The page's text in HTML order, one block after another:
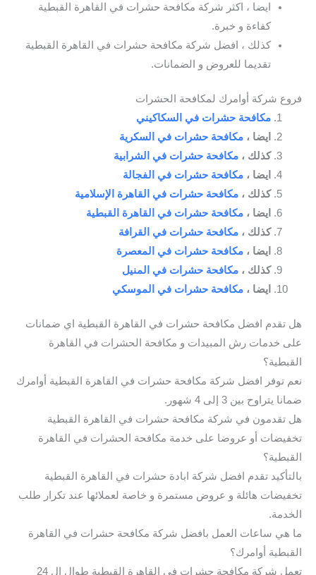
ايضا ، اكثر شركة مكافحة حشرات في القاهرة القبطية
كفاءة و خبرة.
كذلك ، افضل شركة مكافحة حشرات في القاهرة القبطية
تقديما للعروض و الضمانات.
فروع شركة أوامرك لمكافحة الحشرات
مكافحة حشرات في السكاكيني
ايضا ، مكافحة حشرات في السكرية
كذلك ، مكافحة حشرات في الشرابية
ايضا ، مكافحة حشرات في الفجالة
كذلك ، مكافحة حشرات في القاهرة الإسلامية
ايضا ، مكافحة حشرات في القاهرة القبطية
كذلك ، مكافحة حشرات في القرافة
ايضا ، مكافحة حشرات في المعصرة
كذلك ، مكافحة حشرات في المنيل
ايضا ، مكافحة حشرات في الموسكي
هل تقدم افضل مكافحة حشرات في القاهرة القبطية اي ضمانات
على خدمات رش المبيدات و مكافحة الحشرات في القاهرة
القبطية؟
نعم توفر افضل شركة مكافحة حشرات في القاهرة القبطية أوامرك
ضمانا يتراوح بين 3 إلى 4 شهور.
هل تقدمون في شركة مكافحة حشرات في القاهرة القبطية
تخفيضات أو عروضا على خدمة مكافحة الحشرات في القاهرة
القبطية؟
بالتأكيد تقدم افضل شركة ابادة حشرات في القاهرة القبطية
تخفيضات هائلة و عروض مستمرة و خاصة لعملائها عند تكرار طلب
الخدمة.
ما هي ساعات العمل بافضل شركة مكافحة حشرات في القاهرة
القبطية أوامرك؟
تعمل شركة مكافحة حشرات في القاهرة القبطية طوال ال 24